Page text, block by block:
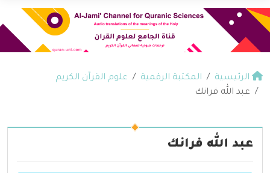
الرئيسية المكتبة الرقمية
علوم القرآن الكريم
عبد الله فرانك
عبد الله فرانك